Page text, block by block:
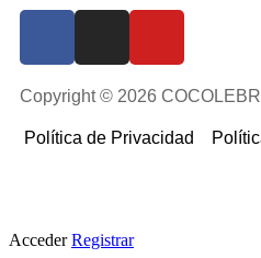
Copyright © 2026
Política de Privacidad
Acceder Registrar